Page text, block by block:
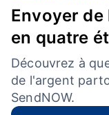
Envoyer de
en quatre
Découvrez à
de l'argent
SendNOW.